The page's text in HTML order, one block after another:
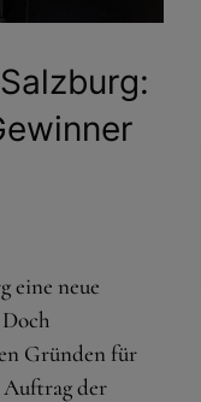
eine neue
Gründen für
Auftrag der